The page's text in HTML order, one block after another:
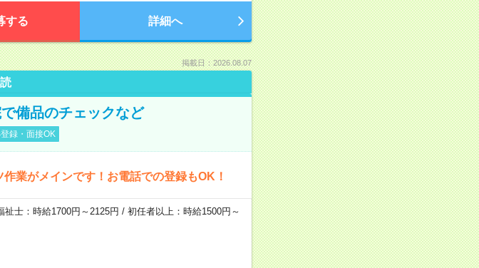
する 詳細へ
掲載日：2026.08.07
備品のチェックなど
録・面接OK
業がメインです！お電話での登録もOK！
士：時給1700円～2125円 / 初任者以上：時給1500円～